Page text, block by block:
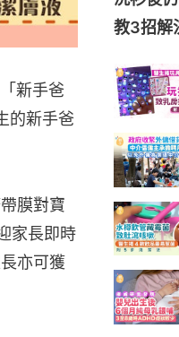
新手爸
的新手爸
膜對寶
家長即時
亦可獲
教3招解